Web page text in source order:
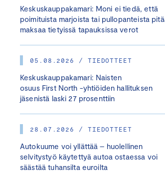
Keskuskauppakamari: Moni ei tiedä, että
poimituista marjoista tai pullopanteista
maksaa tietyissä tapauksissa verot
05.08.2026 / TIEDOTTEET
Keskuskauppakamari: Naisten
osuus First North -yhtiöiden hallituksen
jäsenistä laski 27 prosenttiin
28.07.2026 / TIEDOTTEET
Autokuume voi yllättää – huolellinen
selvitystyö käytettyä autoa ostaessa voi
säästää tuhansilta euroilta